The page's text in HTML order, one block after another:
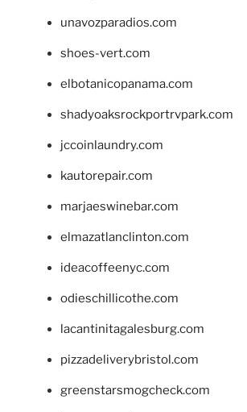
unavozparadios.com
shoes-vert.com
elbotanicopanama.com
shadyoaksrockportrvpark.com
jccoinlaundry.com
kautorepair.com
marjaeswinebar.com
elmazatlanclinton.com
ideacoffeenyc.com
odieschillicothe.com
lacantinitagalesburg.com
pizzadeliverybristol.com
greenstarsmogcheck.com